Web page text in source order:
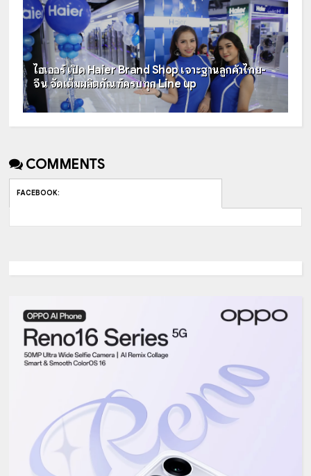
ไฮเออร์ เปิด Haier Brand Shop เจาะฐานลูกค้าไทย-
จีน จัดเต็มผลิตภัณฑ์ครบทุก Line up
COMMENTS
FACEBOOK: